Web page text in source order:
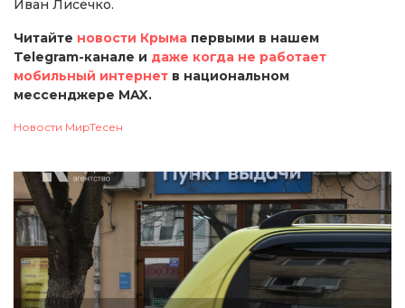
Иван Лисечко.
Читайте новости Крыма первыми в нашем
Telegram-канале и даже когда не работает
мобильный интернет в национальном
мессенджере MAX.
Новости МирТесен